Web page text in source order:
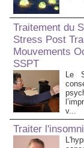
Traitement du
Stress Post
Mouvements
SSPT
Le
v...
Traiter